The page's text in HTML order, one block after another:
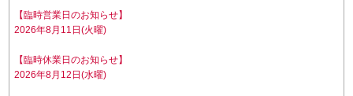
【臨時営業日のお知らせ】
2026年8月11日(火曜)
【臨時休業日のお知らせ】
2026年8月12日(水曜)